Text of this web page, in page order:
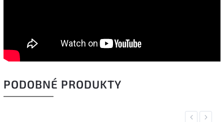
PODOBNÉ PRODUKTY
Previous
Next